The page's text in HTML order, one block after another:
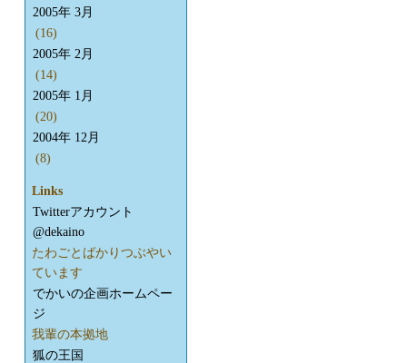
2005年 3月
(16)
2005年 2月
(14)
2005年 1月
(20)
2004年 12月
(8)
Links
Twitterアカウント
@dekaino
たわごとばかりつぶやい
ています
でかいの企画ホームペー
ジ
我輩の本拠地
狐の王国